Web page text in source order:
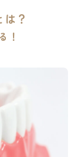
？
！